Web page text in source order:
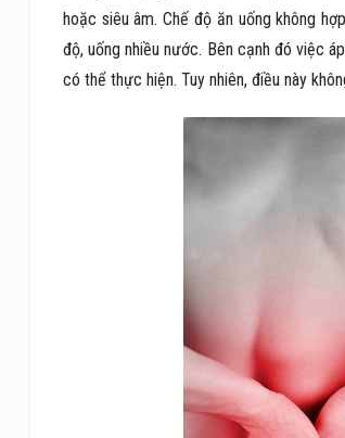
hoặc siêu âm. Chế độ ăn uống không
độ, uống nhiều nước. Bên cạnh đó việc
có thể thực hiện. Tuy nhiên, điều này